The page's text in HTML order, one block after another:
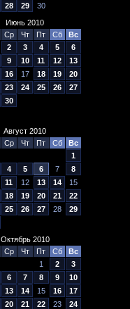
28 29
30
Июнь 2010
Ср Чт Пт Сб
Вс
2 3 4 5
6
9 10 11 12
13
16 17 18 19
20
23 24 25 26
27
30
Август 2010
Ср Чт Пт Сб
Вс
1
4 5 6 7
8
11 12 13 14
15
18 19 20 21
22
25 26 27 28
29
Октябрь 2010
Ср Чт Пт Сб
Вс
1
2
3
6 7 8 9
10
13 14 15 16
17
20 21 22 23
24